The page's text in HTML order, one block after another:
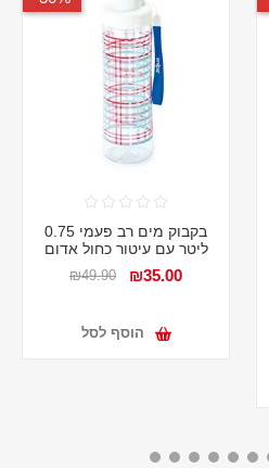
בקבוק מים רב פעמי 0.75
ליטר עם עיטור כחול אדום
₪35.00
₪49.90
הוסף לסל